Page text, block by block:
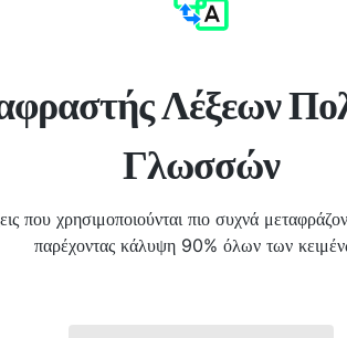
Λέξεων
Γλωσσών
που χρησιμοποιούνται πιο συχνά
παρέχοντας κάλυψη 90% όλων των